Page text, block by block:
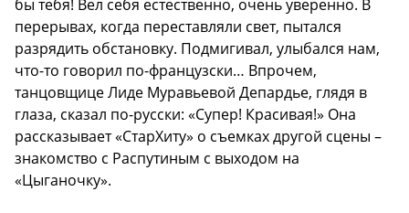
бы тебя! Вел себя естественно, очень уверенно. В
перерывах, когда переставляли свет, пытался
разрядить обстановку. Подмигивал, улыбался нам,
что-то говорил по-французски… Впрочем,
танцовщице Лиде Муравьевой Депардье, глядя в
глаза, сказал по-русски: «Супер! Красивая!» Она
рассказывает «СтарХиту» о съемках другой сцены –
знакомство с Распутиным с выходом на
«Цыганочку».